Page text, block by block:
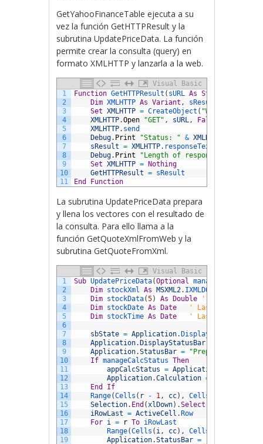
GetYahooFinanceTable ejecuta a su
vez la función GetHTTPResult y la
subrutina UpdatePriceData. La función
permite crear la consulta (query) en
formato XMLHTTP y lanzarla a la web.
Visual Basic
1
2
3
4
5
6
7
8
9
10
11
Function GetHTTPResult ( sURL As String
Dim XMLHTTP As Variant , sResult
Set XMLHTTP = CreateObject (
XMLHTTP.Open "GET" , sURL,
False
XMLHTTP. send
Debug. Print "Status: " & XMLHTTP
sResult = XMLHTTP. responseText
Debug. Print "Length of response: "
Set XMLHTTP =
Nothing
GetHTTPResult = sResult
End
Function
La subrutina UpdatePriceData prepara
y llena los vectores con el resultado de
la consulta. Para ello llama a la
función GetQuoteXmlFromWeb y la
subrutina GetQuoteFromXml.
Visual Basic
1
2
3
4
5
6
7
8
9
10
11
12
13
14
15
16
17
18
19
Sub UpdatePriceData(Optional manageCalcStatus
Dim stockXml As MSXML2. IXMLDOMNode
Dim stockData(5) As Double
' Open, High,
Dim stockDate As Date
' Last Trade Date
Dim stockTime As Date ' Last Trade time
sbState = Application. DisplayStatusBar
Application. DisplayStatusBar
Application.StatusBar =
"Preparing quote
If manageCalcStatus Then
appCalcStatus = Application
Application.Calculation =
End
If
Range(Cells ( r - 1, cc) , Cells
Selection. End (xlDown) .Select
iRowLast = ActiveCell . Row
For i = r To iRowLast
Range(Cells ( i, cc) , Cells
Application.StatusBar =